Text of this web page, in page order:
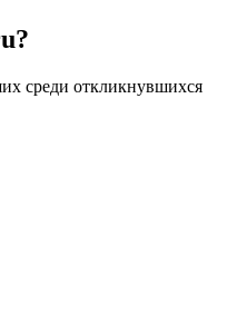
среди откликнувшихся